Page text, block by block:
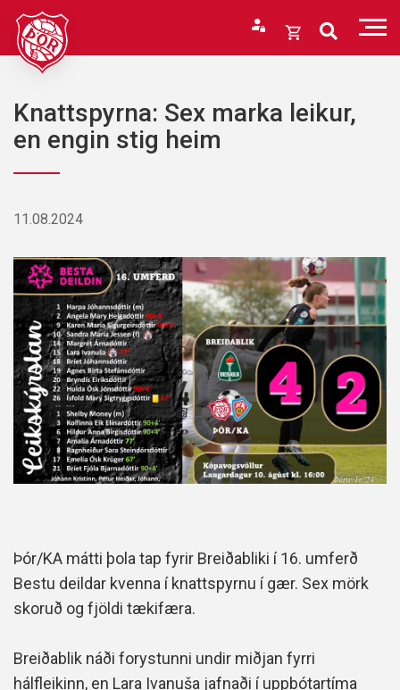
Fara
efni
Opna
Karfan þín
Karfan er tóm.
Knattspyrna: Sex marka leikur,
en engin stig heim
11.08.2024
Þór/KA mátti þola tap fyrir Breiðabliki í 16. umferð
Bestu deildar kvenna í knattspyrnu í gær. Sex mörk
skoruð og fjöldi tækifæra.
Breiðablik náði forystunni undir miðjan fyrri
hálfleikinn, en Lara Ivanuša jafnaði í uppbótartíma